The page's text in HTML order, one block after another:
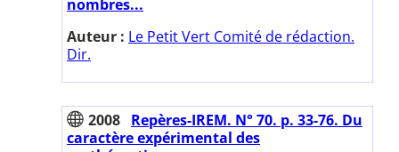
nombres...
Auteur : Le Petit Vert Comité de rédaction.
Dir.
2008 Repères-IREM. N° 70. p. 33-76. Du
caractère expérimental des